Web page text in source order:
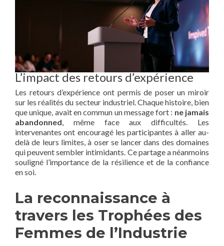
L’impact des retours d’expérience
Les retours d’expérience ont permis de poser un miroir
sur les réalités du secteur industriel. Chaque histoire, bien
que unique, avait en commun un message fort : ne jamais
abandonned, même face aux difficultés. Les
intervenantes ont encouragé les participantes à aller au-
delà de leurs limites, à oser se lancer dans des domaines
qui peuvent sembler intimidants. Ce partage a néanmoins
souligné l’importance de la résilience et de la confiance
en soi.
La reconnaissance à
travers les Trophées des
Femmes de l’Industrie